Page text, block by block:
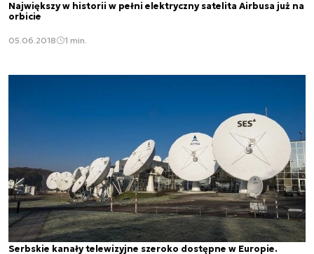
Największy w historii w pełni elektryczny satelita Airbusa już na
orbicie
05.06.2018 1 min.
Serbskie kanały telewizyjne szeroko dostępne w Europie.